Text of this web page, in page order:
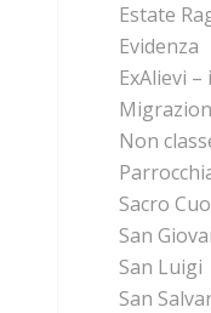
Estate
Evidenza
ExAlievi
Non
Sacro
San
San Luigi
San